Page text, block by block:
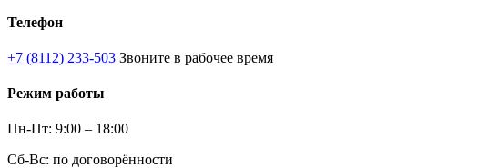
Телефон
+7 (8112) 233-503 Звоните в рабочее время
Режим работы
Пн-Пт: 9:00 – 18:00
Сб-Вс: по договорённости